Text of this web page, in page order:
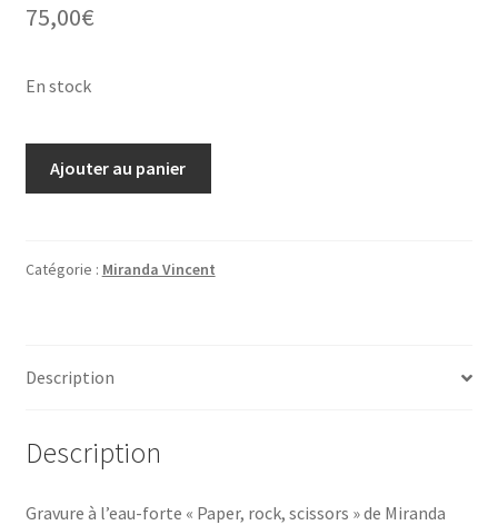
75,00€
En stock
gravure
"Paper,
Ajouter au panier
Catégorie : Miranda Vincent
Description
Description
Gravure à l’eau-forte « Paper, rock, scissors » de Miranda